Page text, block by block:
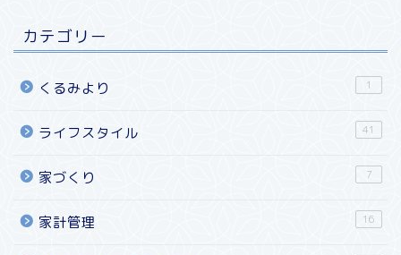
カテゴリー
くるみより 1
ライフスタイル 41
家づくり 7
家計管理 16